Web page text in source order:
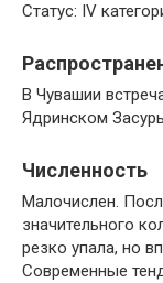
Статус: IV
В Чувашии
Ядринском
Численность
Малочислен.
значительного
резко упала, но
Современные